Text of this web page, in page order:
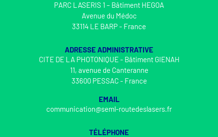
PARC LASERIS 1 – Bâtiment HEGOA
Avenue du Médoc
33114 LE BARP - France
ADRESSE ADMINISTRATIVE
CITE DE LA PHOTONIQUE - Bâtiment GIENAH
11, avenue de Canteranne
33600 PESSAC - France
EMAIL
communication@seml-routedeslasers.fr
TÉLÉPHONE